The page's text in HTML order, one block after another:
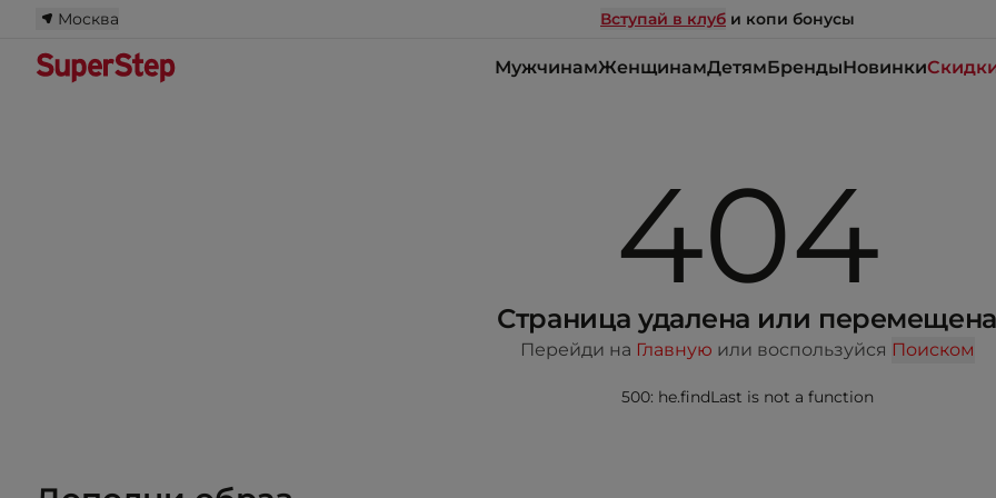
Москва Вступай в клуб и копи бонусы
МужчинамЖенщинамДетямБрендыНовинки
404
Страница удалена или перемещена
Перейди на Главную или воспользуйся Поиском
500: he.findLast is not a function